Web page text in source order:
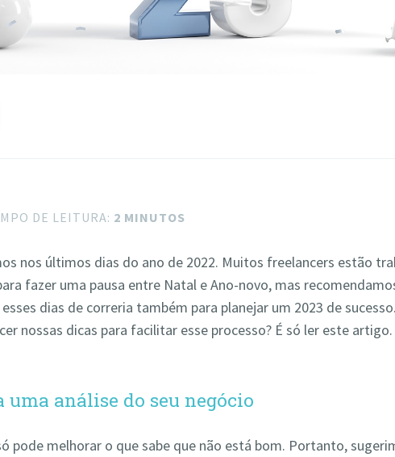
DE LEITURA: 2 MINUTOS
nos últimos dias do ano de 2022. Muitos freelancers estão
fazer uma pausa entre Natal e Ano-novo, mas
dias de correria também para planejar um 2023 de
nossas dicas para facilitar esse processo? É só ler este artigo.
uma análise do seu negócio
pode melhorar o que sabe que não está bom. Portanto,